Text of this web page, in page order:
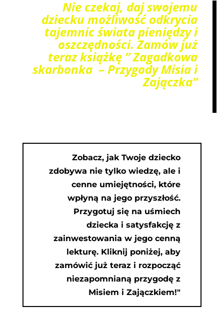
Nie czekaj, daj swojemu
dziecku możliwość odkrycia
tajemnic świata pieniędzy i
oszczędności. Zamów już
teraz książkę ” Zagadkowa
skarbonka – Przygody Misia i
Zajączka”
Zobacz, jak Twoje dziecko
zdobywa nie tylko wiedzę, ale i
cenne umiejętności, które
wpłyną na jego przyszłość.
Przygotuj się na uśmiech
dziecka i satysfakcję z
zainwestowania w jego cenną
lekturę. Kliknij poniżej, aby
zamówić już teraz i rozpocząć
niezapomnianą przygodę z
Misiem i Zajączkiem!"